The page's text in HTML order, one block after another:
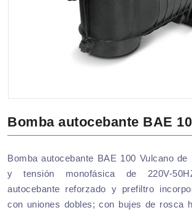
Bomba autocebante BAE
Bomba autocebante BAE 100 Vulcano
y tensión monofásica de 220V-
autocebante reforzado y prefiltro
con uniones dobles; con bujes de rosca